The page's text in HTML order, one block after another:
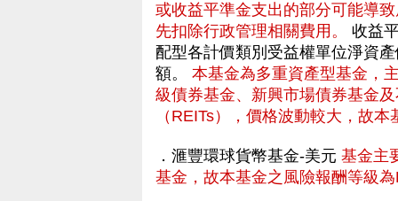
或收益平準金支出的部分可能導
先扣除行政管理相關費用。
收益
配型各計價類別受益權單位淨資
額。 本基金為多重資產型基金，
級債券基金、新興市場債券基金
（REITs），價格波動較大，故
．滙豐環球貨幣基金-美元 基金主
基金，故本基金之風險報酬等級